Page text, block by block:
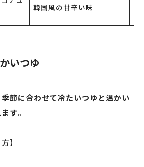
韓国風の甘辛い味
いつゆ
季節に合わせて冷たいつゆと温かい
す。
】